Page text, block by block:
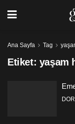
Ana Sayfa Tag
Etiket: yaşam